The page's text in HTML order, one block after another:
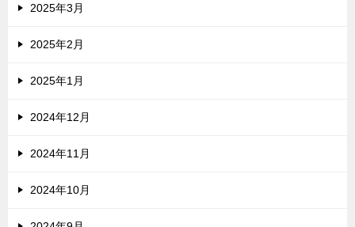
2025年3月
2025年2月
2025年1月
2024年12月
2024年11月
2024年10月